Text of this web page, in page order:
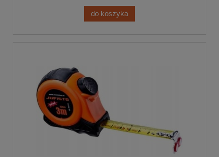
do koszyka